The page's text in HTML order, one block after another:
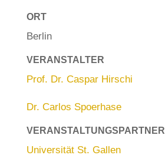
ORT
Berlin
VERANSTALTER
Prof. Dr. Caspar Hirschi
Dr. Carlos Spoerhase
VERANSTALTUNGSPARTNER
Universität St. Gallen